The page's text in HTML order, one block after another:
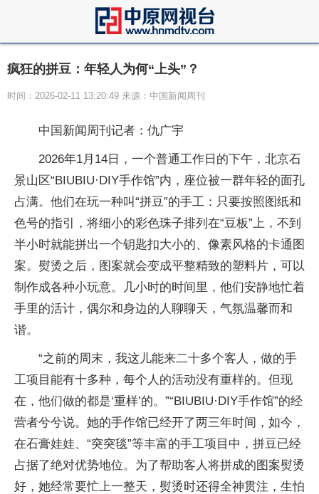
疯狂的拼豆：年轻人为何“上头”？
时间：2026-02-11 13:20:49 来源：中国新闻周刊
中国新闻周刊记者：仇广宇
2026年1月14日，一个普通工作日的下午，北京石
景山区“BIUBIU·DIY手作馆”内，座位被一群年轻的面孔
占满。他们在玩一种叫“拼豆”的手工：只要按照图纸和
色号的指引，将细小的彩色珠子排列在“豆板”上，不到
半小时就能拼出一个钥匙扣大小的、像素风格的卡通图
案。熨烫之后，图案就会变成平整精致的塑料片，可以
制作成各种小玩意。几小时的时间里，他们安静地忙着
手里的活计，偶尔和身边的人聊聊天，气氛温馨而和
谐。
“之前的周末，我这儿能来二十多个客人，做的手
工项目能有十多种，每个人的活动没有重样的。但现
在，他们做的都是‘重样’的。”“BIUBIU·DIY手作馆”的经
营者兮兮说。她的手作馆已经开了两三年时间，如今，
在石膏娃娃、“突突毯”等丰富的手工项目中，拼豆已经
占据了绝对优势地位。为了帮助客人将拼成的图案熨烫
好，她经常要忙上一整天，熨烫时还得全神贯注，生怕